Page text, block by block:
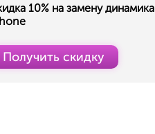
10% на замену динамика
Получить скидку